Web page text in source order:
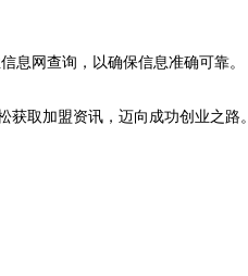
息网查询，以确保信息准确可靠。
取加盟资讯，迈向成功创业之路。